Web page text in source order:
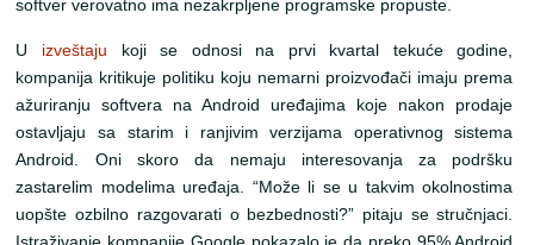
softver verovatno ima nezakrpljene programske propuste.
U izveštaju koji se odnosi na prvi kvartal tekuće godine,
kompanija kritikuje politiku koju nemarni proizvođači imaju prema
ažuriranju softvera na Android uređajima koje nakon prodaje
ostavljaju sa starim i ranjivim verzijama operativnog sistema
Android. Oni skoro da nemaju interesovanja za podršku
zastarelim modelima uređaja. “Može li se u takvim okolnostima
uopšte ozbilno razgovarati o bezbednosti?” pitaju se stručnjaci.